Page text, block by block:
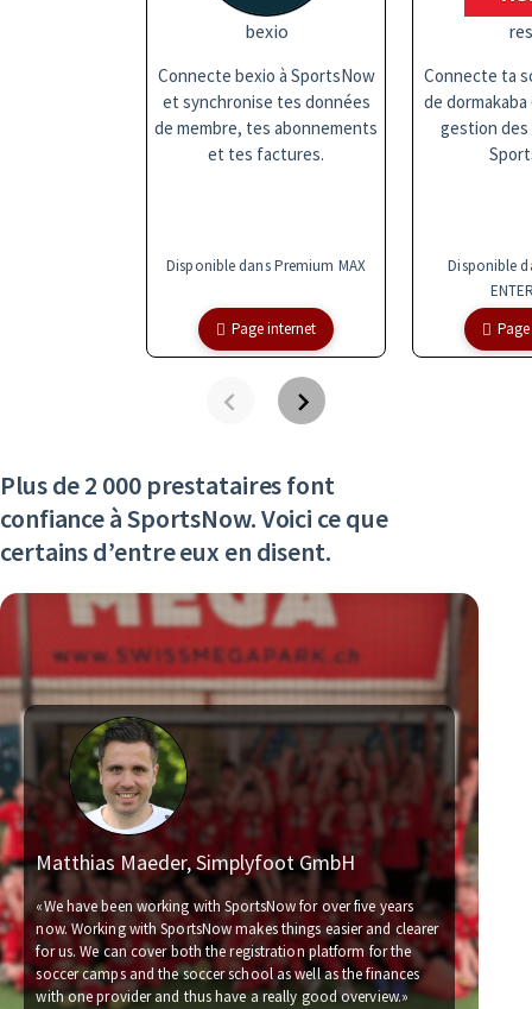
bexio
Connecte bexio à SportsNow
et synchronise tes données
de membre, tes abonnements
et tes factures.
Disponible dans Premium MAX
Page internet
Connecte ta
de
gestion des
Disponible
Plus de 2 000 prestataires font
confiance à SportsNow. Voici ce que
certains d’entre eux en disent.
Matthias Maeder, Simplyfoot GmbH
«We have been working with SportsNow for over five years
now. Working with SportsNow makes things easier and clearer
for us. We can cover both the registration platform for the
soccer camps and the soccer school as well as the finances
with one provider and thus have a really good overview.»